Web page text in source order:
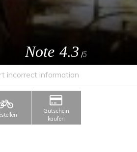
Note 4.3 /5
incorrect information
Gutschein
kaufen